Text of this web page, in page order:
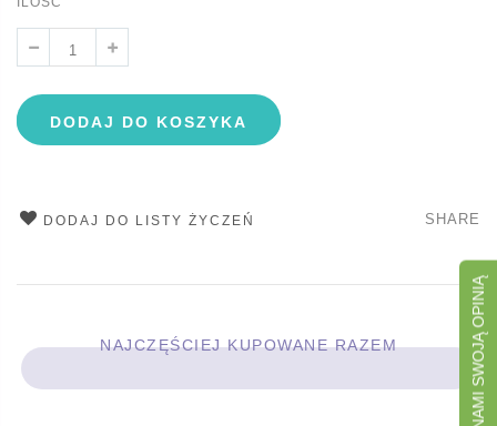
DODAJ DO KOSZYKA
DODAJ DO LISTY ŻYCZEŃ SHARE
NAJCZĘŚCIEJ KUPOWANE RAZEM